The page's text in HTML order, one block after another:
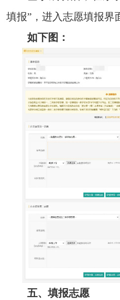
填报”，进入志愿填报界
如下图：
五、填报志愿